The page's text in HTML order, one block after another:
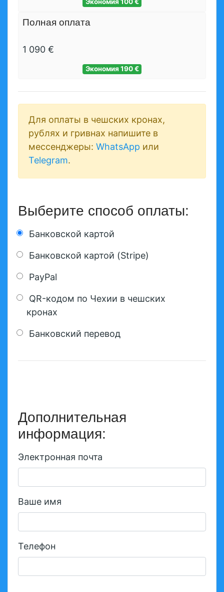
Экономия 100 €
Полная оплата
1 090 €
Экономия 190 €
Для оплаты в чешских кронах,
рублях и гривнах напишите в
мессенджеры: WhatsApp или
Telegram.
Выберите способ оплаты:
Банковской картой
Банковской картой (Stripe)
PayPal
QR-кодом по Чехии в чешских
кронах
Банковский перевод
Дополнительная
информация:
Электронная почта
Ваше имя
Телефон